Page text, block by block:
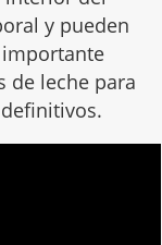
y pueden
de leche para